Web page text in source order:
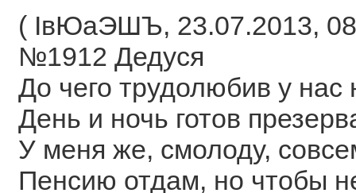
( ІвЮаЭШЪ, 23.07.2013,
№1912 Дедуся
До чего трудолюбив у
День и ночь готов
У меня же, смолоду,
Пенсию отдам, но чтобы